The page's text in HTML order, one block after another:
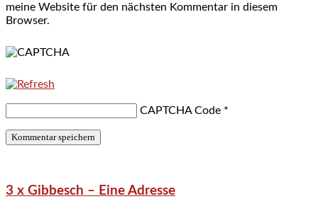
meine Website für den nächsten Kommentar in diesem
Browser.
CAPTCHA Code *
3 x Gibbesch – Eine Adresse